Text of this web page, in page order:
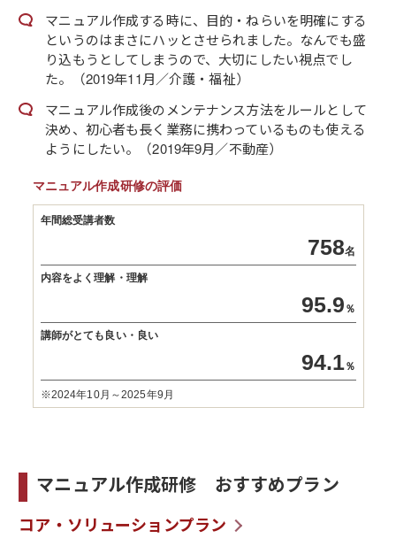
マニュアル作成する時に、目的・ねらいを明確にする
というのはまさにハッとさせられました。なんでも盛
り込もうとしてしまうので、大切にしたい視点でし
た。（2019年11月／介護・福祉）
マニュアル作成後のメンテナンス方法をルールとして
決め、初心者も長く業務に携わっているものも使える
ようにしたい。（2019年9月／不動産）
マニュアル作成研修の評価
年間総受講者数
758名
内容をよく理解・理解
95.9 ％
講師がとても良い・良い
94.1％
※2024年10月～2025年9月
マニュアル作成研修 おすすめプラン
コア・ソリューションプラン